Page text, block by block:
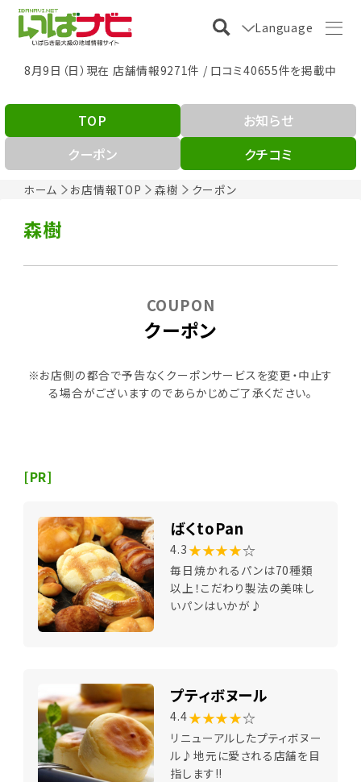
Language
8月9日（日）現在 店舗情報9271件 / 口コミ40655件を掲載中
ホーム お店情報TOP 森樹 クーポン
TOP
お知らせ
クーポン
クチコミ
森樹
クーポン
COUPON
※お店側の都合で予告なくクーポンサービスを変更・中止す
る場合がございますのであらかじめご了承ください。
[PR]
ばくtoPan
4.3 ★★★★☆
毎日焼かれるパンは70種類
以上！こだわり製法の美味し
いパンはいかが♪
プティボヌール
4.4★★★★☆
リニューアルしたプティボヌー
ル♪地元に愛される店舗を目
指します!!